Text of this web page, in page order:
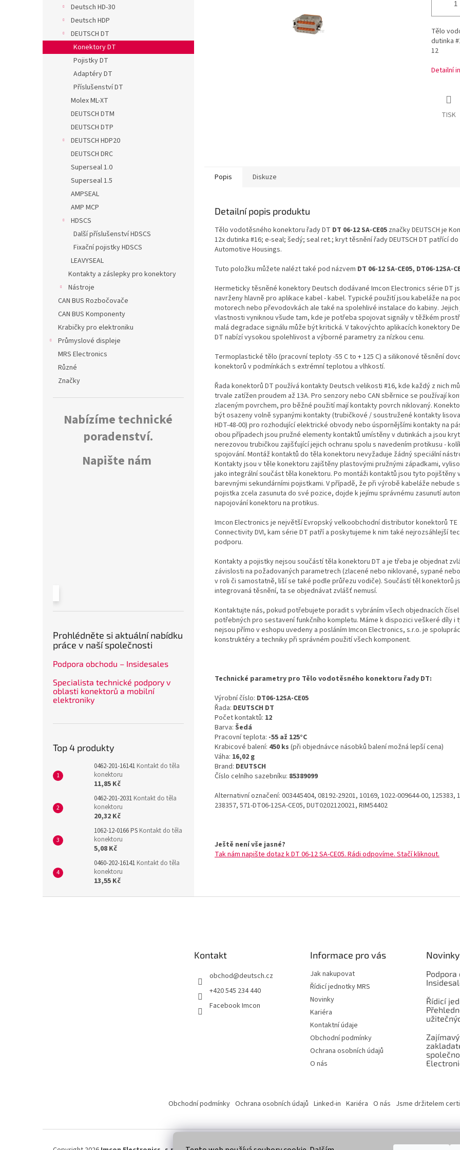
Deutsch HD-30
Deutsch HDP
DEUTSCH DT
Konektory DT
Pojistky DT
Adaptéry DT
Příslušenství DT
Molex ML-XT
DEUTSCH DTM
DEUTSCH DTP
DEUTSCH HDP20
DEUTSCH DRC
Superseal 1.0
Superseal 1.5
AMPSEAL
AMP MCP
HDSCS
Další příslušenství HDSCS
Fixační pojistky HDSCS
LEAVYSEAL
Kontakty a záslepky pro konektory
Nástroje
CAN BUS Rozbočovače
CAN BUS Komponenty
Krabičky pro elektroniku
Průmyslové displeje
MRS Electronics
Různé
Značky
Nabízíme technické
poradenství.
Napište nám
Prohlédněte si aktuální nabídku
práce v naší společnosti
Podpora obchodu – Insidesales
Specialista technické podpory v
oblasti konektorů a mobilní
elektroniky
Top 4 produkty
0462-201-16141 Kontakt do těla
konektoru
11,85 Kč
0462-201-2031 Kontakt do těla
konektoru
20,32 Kč
1062-12-0166 PS Kontakt do těla
konektoru
5,08 Kč
0460-202-16141 Kontakt do těla
konektoru
13,55 Kč
Tělo
dutinka
12
Detailní
TISK
Popis Diskuze
Detailní popis produktu
Tělo vodotěsného konektoru řady DT DT 06-12 SA-CE05 značky DEUTSCH je
12x dutinka #16; e-seal; šedý; seal ret.; kryt těsnění řady DEUTSCH DT patřící
Automotive Housings.
Tuto položku můžete nalézt také pod názvem DT 06-12 SA-CE05, DT06-12SA-
Hermeticky těsněné konektory Deutsch dodávané Imcon Electronics série DT
navrženy hlavně pro aplikace kabel - kabel. Typické použití jsou kabeláže na
motorech nebo převodovkách ale také na spolehlivé instalace do kabiny.
vlastnosti vyniknou všude tam, kde je potřeba spojovat signály v těžkém
malá degradace signálu může být kritická. V takovýchto aplikacích konektory
DT nabízí vysokou spolehlivost a výborné parametry za nízkou cenu.
Termoplastické tělo (pracovní teploty -55 C to + 125 C) a silikonové těsnění
konektorů v podmínkách s extrémní teplotou a vlhkostí.
Řada konektorů DT používá kontakty Deutsch velikosti #16, kde každý z nich
trvale zatížen proudem až 13A. Pro senzory nebo CAN sběrnice se používají
zlaceným povrchem, pro běžné použití mají kontakty povrch niklovaný.
být osazeny volně sypanými kontakty (trubičkové / soustružené kontakty
HDT-48-00) pro rozhodující elektrické obvody nebo úspornějšími kontakty na
obou případech jsou pružné elementy kontaktů umístěny v dutinkách a jsou
nerezovou trubičkou zajišťující jejich ochranu spolu s navedením protikusu -
spojování. Montáž kontaktů do těla konektoru nevyžaduje žádný speciální
Kontakty jsou v těle konektoru zajištěny plastovými pružnými západkami,
jako integrální součást těla konektoru. Po montáži kontaktů jsou tyto pojištěny
barevnými sekundárními pojistkami. V případě, že při výrobě kabeláže nebude
pojistka zcela zasunuta do své pozice, dojde k jejímu správnému zasunutí
napojování konektoru na protikus.
Imcon Electronics je největší Evropský velkoobchodní distributor konektorů TE
Connectivity DVI, kam série DT patří a poskytujeme k nim také nejrozsáhlejší
podporu.
Kontakty a pojistky nejsou součástí těla konektoru DT a je třeba je objednat
závislosti na požadovaných parametrech (zlacené nebo niklované, sypané
v roli či samostatně, liší se také podle průřezu vodiče). Součástí těl konektorů
integrovaná těsnění, ta se objednávat zvlášť nemusí.
Kontaktujte nás, pokud potřebujete poradit s vybráním všech objednacích čísel
potřebných pro sestavení funkčního kompletu. Máme k dispozici veškeré díly i
nejsou přímo v eshopu uvedeny a posláním Imcon Electronics, s.r.o. je
konstruktéry a techniky při správném použití všech komponent.
Technické parametry pro Tělo vodotěsného konektoru řady DT:
Výrobní číslo: DT06-12SA-CE05
Řada: DEUTSCH DT
Počet kontaktů: 12
Barva: Šedá
Pracovní teplota: -55 až 125°C
Krabicové balení: 450 ks (při objednávce násobků balení možná lepší cena)
Váha: 16,02 g
Brand: DEUTSCH
Číslo celního sazebníku: 85389099
Alternativní označení: 003445404, 08192-29201, 10169, 1022-009644-00, 125383,
238357, 571-DT06-12SA-CE05, DUT0202120021, RIM54402
Ještě není vše jasné?
Tak nám napište dotaz k DT 06-12 SA-CE05. Rádi odpovíme. Stačí kliknout.
Kontakt
obchod@deutsch.cz
+420 545 234 440
Facebook Imcon
Informace pro vás
Jak nakupovat
Řídicí jednotky MRS
Novinky
Kariéra
Kontaktní údaje
Obchodní podmínky
Ochrana osobních údajů
O nás
Novinky
Podpora
Řídicí
Obchodní podmínky Ochrana osobních údajů Linked-in Kariéra O nás Jsme držitelem